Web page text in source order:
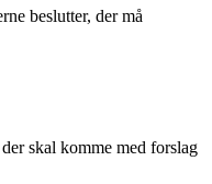
beslutter, der må
skal komme med forslag